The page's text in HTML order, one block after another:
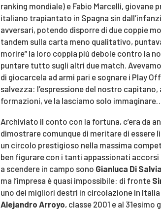
ranking mondiale) e Fabio Marcelli, giovane
italiano trapiantato in Spagna sin
avversari, potendo disporre di due coppie
tandem sulla carta meno qualitativo,
morire” la loro coppia più debole contro la
puntare tutto sugli altri due match.
di giocarcela ad armi pari e sognare i Play
salvezza: l’espressione del nostro
formazioni, ve la lasciamo solo immaginare…
Archiviato il conto con la fortuna, c’era da
dimostrare comunque di meritare di essere
un circolo prestigioso nella massima
ben figurare con i tanti appassionati
a scendere in campo sono Gianluca Di
ma l’impresa è quasi impossibile: di fronte
uno dei migliori destri in circolazione in Italia
Alejandro Arroyo, classe 2001 e al 31esimo